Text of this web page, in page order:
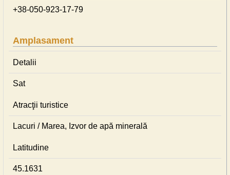
+38-050-923-17-79
Amplasament
Detalii
Sat
Atracţii turistice
Lacuri / Marea, Izvor de apă minerală
Latitudine
45.1631